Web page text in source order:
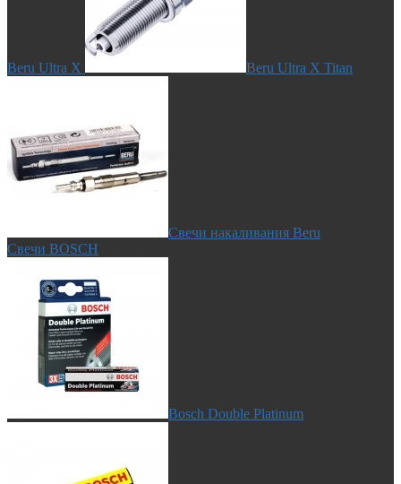
Beru Ultra X Beru Ultra X Titan
Свечи накаливания Beru
Свечи BOSCH
Bosch Double Platinum